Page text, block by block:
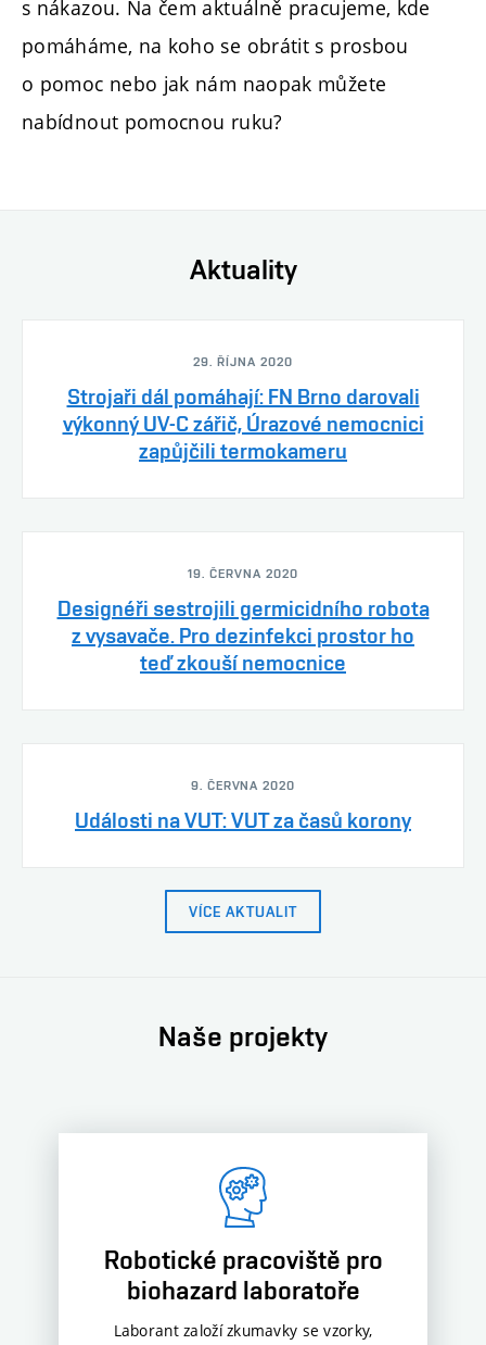
s nákazou. Na čem aktuálně pracujeme, kde
pomáháme, na koho se obrátit s prosbou
o pomoc nebo jak nám naopak můžete
nabídnout pomocnou ruku?
Aktuality
29. ŘÍJNA 2020
Strojaři dál pomáhají: FN Brno darovali
výkonný UV-C zářič, Úrazové nemocnici
zapůjčili termokameru
19. ČERVNA 2020
Designéři sestrojili germicidního robota
z vysavače. Pro dezinfekci prostor ho
teď zkouší nemocnice
9. ČERVNA 2020
Události na VUT: VUT za časů korony
VÍCE AKTUALIT
Naše projekty
Robotické pracoviště pro
biohazard laboratoře
Laborant založí zkumavky se vzorky,